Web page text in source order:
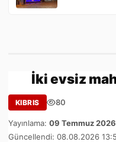
İki evsiz
KIBRIS 80
Yayınlama: 09 Temmuz
Güncellendi: 08.08.2026